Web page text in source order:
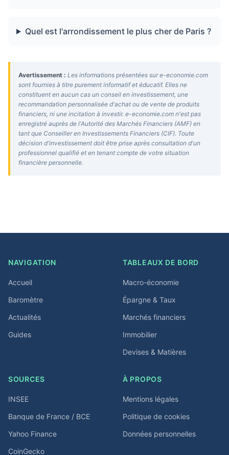
Quel est l'arrondissement le plus cher de Paris ?
Avertissement : Les informations présentées sur e-economie.com
sont fournies à titre purement informatif et éducatif. Elles ne
constituent en aucun cas un conseil en investissement, une
recommandation personnalisée d'achat ou de vente de produits
financiers, ni une incitation à investir. e-economie.com n'est pas
enregistré auprès de l'Autorité des Marchés Financiers (AMF) en
tant que Conseiller en Investissements Financiers (CIF). Toute
décision d'investissement doit être prise après consultation d'un
professionnel qualifié et en tenant compte de votre situation
financière personnelle.
NAVIGATION
Accueil
Baromètre
Actualités
Guides
TABLEAUX DE BORD
Macro-économie
Épargne & Taux
Marchés financiers
Immobilier
Devises & Matières
SOURCES
INSEE
Banque de France / BCE
Yahoo Finance
CoinGecko
À PROPOS
Mentions légales
Politique de cookies
Données personnelles